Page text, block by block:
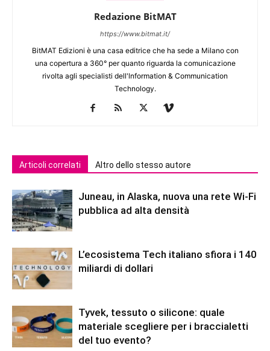
Redazione BitMAT
https://www.bitmat.it/
BitMAT Edizioni è una casa editrice che ha sede a Milano con
una copertura a 360° per quanto riguarda la comunicazione
rivolta agli specialisti dell'lnformation & Communication
Technology.
Articoli correlati Altro dello stesso autore
Juneau, in Alaska, nuova una rete Wi-Fi
pubblica ad alta densità
L’ecosistema Tech italiano sfiora i 140
miliardi di dollari
Tyvek, tessuto o silicone: quale
materiale scegliere per i braccialetti
del tuo evento?